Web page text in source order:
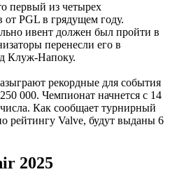
первый из четырех
PGL в грядущем году.
ивент должен был пройти в
перенесли его в
Клуж-Напоку.
рекордные для события
000. Чемпионат начнется с 14
Как сообщает турнирный
рейтингу Valve, будут выданы 6
2025